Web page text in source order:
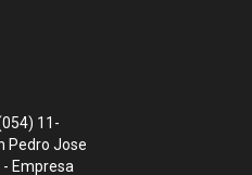
11-
Pedro Jose
Empresa